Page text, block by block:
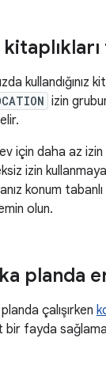
izin
için daha az
izin
konum
olun.
planda
çalışırken
bir fayda